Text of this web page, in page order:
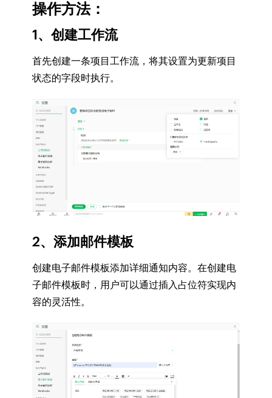
操作方法：
1、创建工作流
首先创建一条项目工作流，将其设置为更新项目
状态的字段时执行。
2、添加邮件模板
创建电子邮件模板添加详细通知内容。在创建电
子邮件模板时，用户可以通过插入占位符实现内
容的灵活性。